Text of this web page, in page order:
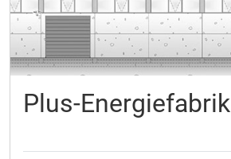
Plus-Energiefabrik